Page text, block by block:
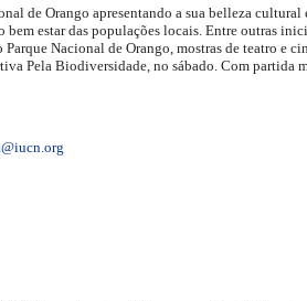
de Orango apresentando a sua belleza
estar das populações locais. Entre outras
Parque Nacional de Orango, mostras de teatro
Pela Biodiversidade, no sábado. Com partida